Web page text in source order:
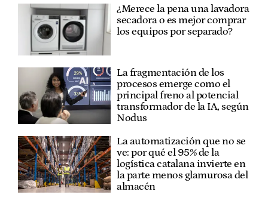
¿Merece la pena una lavadora
secadora o es mejor comprar
los equipos por separado?
La fragmentación de los
procesos emerge como el
principal freno al potencial
transformador de la IA, según
Nodus
La automatización que no se
ve: por qué el 95% de la
logística catalana invierte en
la parte menos glamurosa del
almacén